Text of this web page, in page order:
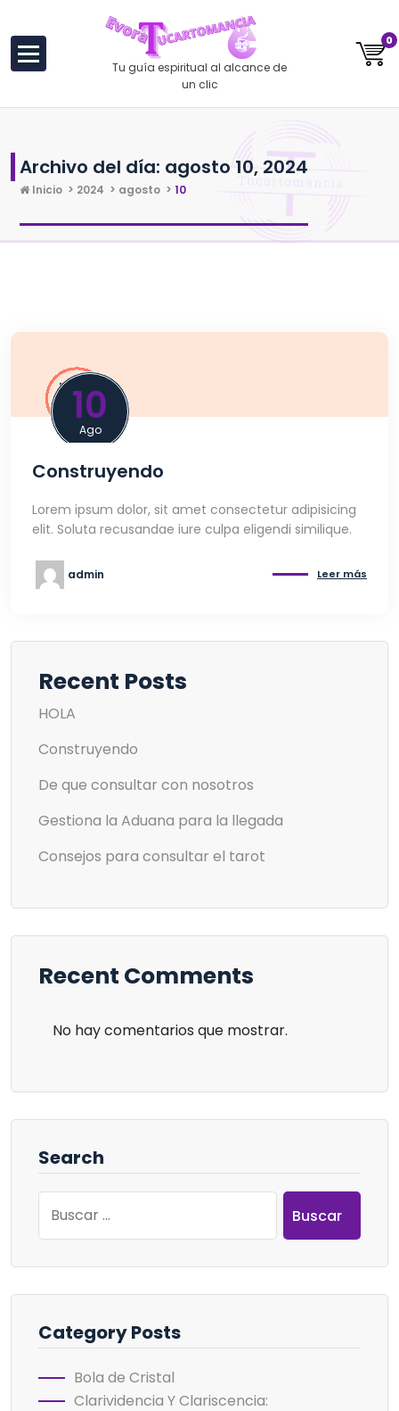
Tu guía espiritual al alcance de
un clic
0
Archivo del día: agosto 10, 2024
Inicio > 2024 > agosto > 10
10
Ago
Construyendo
Lorem ipsum dolor, sit amet consectetur adipisicing
elit. Soluta recusandae iure culpa eligendi similique.
Leer más
admin
Recent Posts
HOLA
Construyendo
De que consultar con nosotros
Gestiona la Aduana para la llegada
Consejos para consultar el tarot
Recent Comments
No hay comentarios que mostrar.
Search
Category Posts
Bola de Cristal
Clarividencia Y Clariscencia: